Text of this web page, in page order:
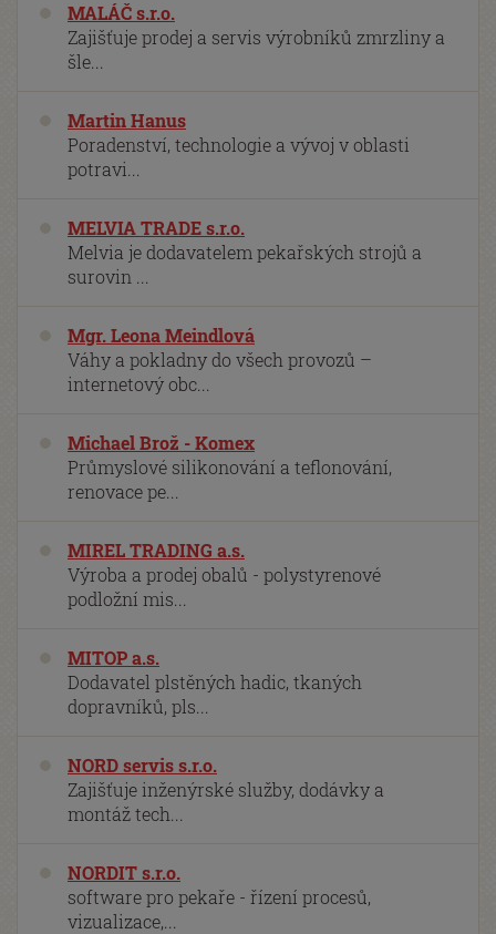
MALÁČ s.r.o.
Zajišťuje prodej a servis výrobníků zmrzliny a
šle...
Martin Hanus
Poradenství, technologie a vývoj v oblasti
potravi...
MELVIA TRADE s.r.o.
Melvia je dodavatelem pekařských strojů a
surovin ...
Mgr. Leona Meindlová
Váhy a pokladny do všech provozů –
internetový obc...
Michael Brož - Komex
Průmyslové silikonování a teflonování,
renovace pe...
MIREL TRADING a.s.
Výroba a prodej obalů - polystyrenové
podložní mis...
MITOP a.s.
Dodavatel plstěných hadic, tkaných
dopravníků, pls...
NORD servis s.r.o.
Zajišťuje inženýrské služby, dodávky a
montáž tech...
NORDIT s.r.o.
software pro pekaře - řízení procesů,
vizualizace,...